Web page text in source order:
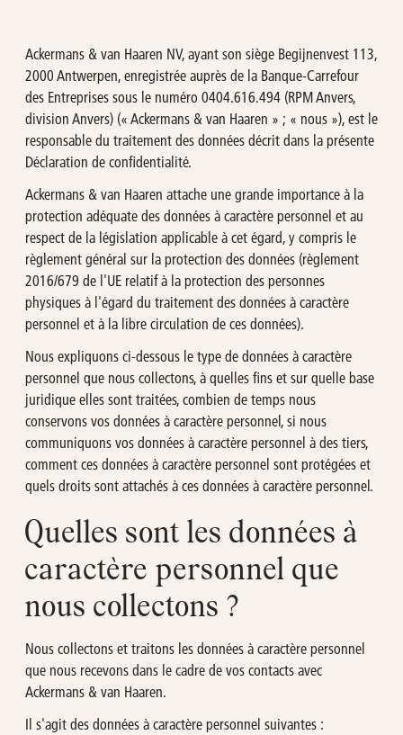
Ackermans & van Haaren NV, ayant son siège Begijnenvest 113,
2000 Antwerpen, enregistrée auprès de la Banque-Carrefour
des Entreprises sous le numéro 0404.616.494 (RPM Anvers,
division Anvers) (« Ackermans & van Haaren » ; « nous »), est le
responsable du traitement des données décrit dans la présente
Déclaration de confidentialité.
Ackermans & van Haaren attache une grande importance à la
protection adéquate des données à caractère personnel et au
respect de la législation applicable à cet égard, y compris le
règlement général sur la protection des données (règlement
2016/679 de l'UE relatif à la protection des personnes
physiques à l'égard du traitement des données à caractère
personnel et à la libre circulation de ces données).
Nous expliquons ci-dessous le type de données à caractère
personnel que nous collectons, à quelles fins et sur quelle base
juridique elles sont traitées, combien de temps nous
conservons vos données à caractère personnel, si nous
communiquons vos données à caractère personnel à des tiers,
comment ces données à caractère personnel sont protégées et
quels droits sont attachés à ces données à caractère personnel.
Quelles sont les données à
caractère personnel que
nous collectons ?
Nous collectons et traitons les données à caractère personnel
que nous recevons dans le cadre de vos contacts avec
Ackermans & van Haaren.
Il s'agit des données à caractère personnel suivantes :
OMP
Turbo's Hoet Group
Van Moer Logistics
VKC Nuts
India & South East Asia
Life Sciences
Calculateur d'investissement
Structure de l’actionnariat
Analystes